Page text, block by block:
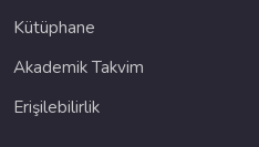
Kütüphane
Akademik Takvim
Erişilebilirlik